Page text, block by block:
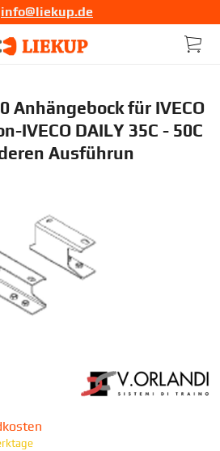
info@liekup.de
Anhängebock für IVECO
IVECO DAILY 35C - 50C
Ausführun